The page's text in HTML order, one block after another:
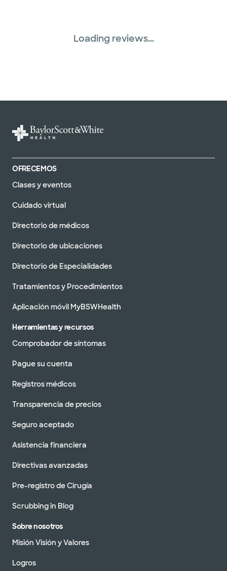
Loading reviews...
OFRECEMOS
Clases y eventos
Cuidado virtual
Directorio de médicos
Directorio de ubicaciones
Directorio de Especialidades
Tratamientos y Procedimientos
Aplicación móvil MyBSWHealth
Herramientas y recursos
Comprobador de síntomas
Pague su cuenta
Registros médicos
Transparencia de precios
Seguro aceptado
Asistencia financiera
Directivas avanzadas
Pre-registro de Cirugía
Scrubbing in Blog
Sobre nosotros
Misión Visión y Valores
Logros